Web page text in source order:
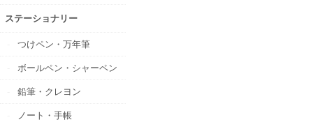
ステーショナリー
つけペン・万年筆
ボールペン・シャーペン
鉛筆・クレヨン
ノート・手帳